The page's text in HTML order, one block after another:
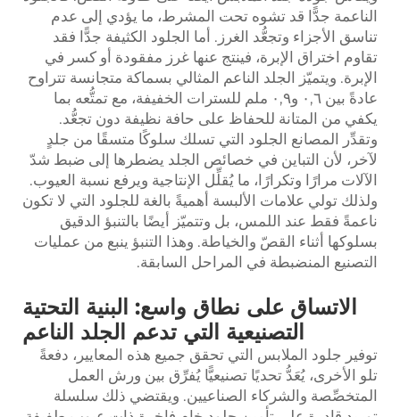
الناعمة جدًّا قد تشوه تحت المشرط، ما يؤدي إلى عدم
تناسق الأجزاء وتجعُّد الغرز. أما الجلود الكثيفة جدًّا فقد
تقاوم اختراق الإبرة، فينتج عنها غرز مفقودة أو كسر في
الإبرة. ويتميّز الجلد الناعم المثالي بسماكة متجانسة تتراوح
عادةً بين ٠,٦ و٠,٩ ملم للسترات الخفيفة، مع تمتُّعه بما
يكفي من المتانة للحفاظ على حافة نظيفة دون تجعُّد.
وتقدِّر المصانع الجلود التي تسلك سلوكًا متسقًا من جلدٍ
لآخر، لأن التباين في خصائص الجلد يضطرها إلى ضبط شدّ
الآلات مرارًا وتكرارًا، ما يُقلِّل الإنتاجية ويرفع نسبة العيوب.
ولذلك تولي علامات الألبسة أهميةً بالغة للجلود التي لا تكون
ناعمةً فقط عند اللمس، بل وتتميّز أيضًا بالتنبؤ الدقيق
بسلوكها أثناء القصّ والخياطة. وهذا التنبؤ ينبع من عمليات
التصنيع المنضبطة في المراحل السابقة.
الاتساق على نطاق واسع: البنية التحتية
التصنيعية التي تدعم الجلد الناعم
توفير جلود الملابس التي تحقق جميع هذه المعايير، دفعةً
تلو الأخرى، يُعَدُّ تحديًا تصنيعيًّا يُفرِّق بين ورش العمل
المتخصِّصة والشركاء الصناعيين. ويقتضي ذلك سلسلة